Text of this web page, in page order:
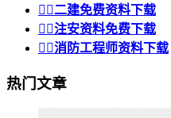
 二建免费资料下载
 注安资料免费下载
 消防工程师资料下载
热门文章